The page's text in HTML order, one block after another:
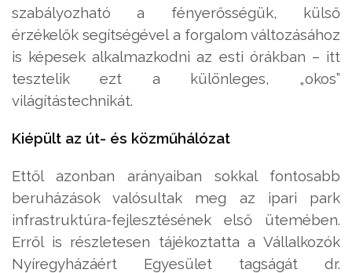
szabályozható a fényerősségük, külső
érzékelők segítségével a forgalom változásához
is képesek alkalmazkodni az esti órákban – itt
tesztelik ezt a különleges, „okos”
világítástechnikát.
Kiépült az út- és közműhálózat
Ettől azonban arányaiban sokkal fontosabb
beruházások valósultak meg az ipari park
infrastruktúra-fejlesztésének első ütemében.
Erről is részletesen tájékoztatta a Vállalkozók
Nyíregyházáért Egyesület tagságát dr.